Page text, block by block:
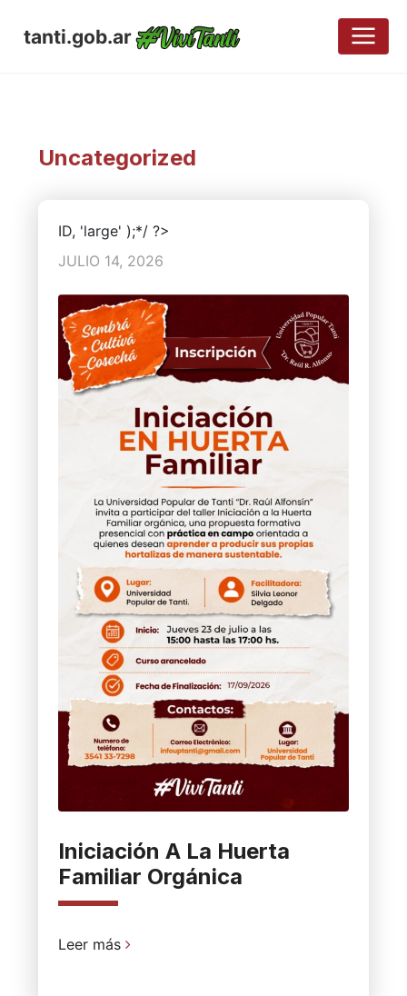
tanti.gob.ar
Uncategorized
ID, 'large' );*/ ?>
JULIO 14, 2026
Iniciación A La Huerta
Familiar Orgánica
Leer más